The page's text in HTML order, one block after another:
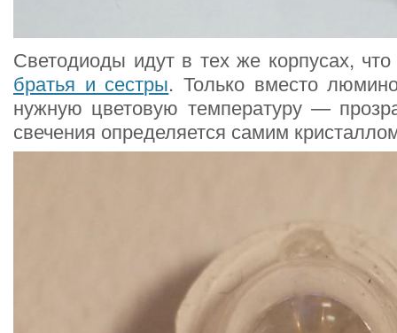
Светодиоды идут в тех же корпусах,
братья и сестры. Только вместо
нужную цветовую температуру —
свечения определяется самим